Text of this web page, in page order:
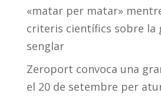
«matar per matar»
criteris científics sobre la
senglar
Zeroport convoca una
el 20 de setembre per